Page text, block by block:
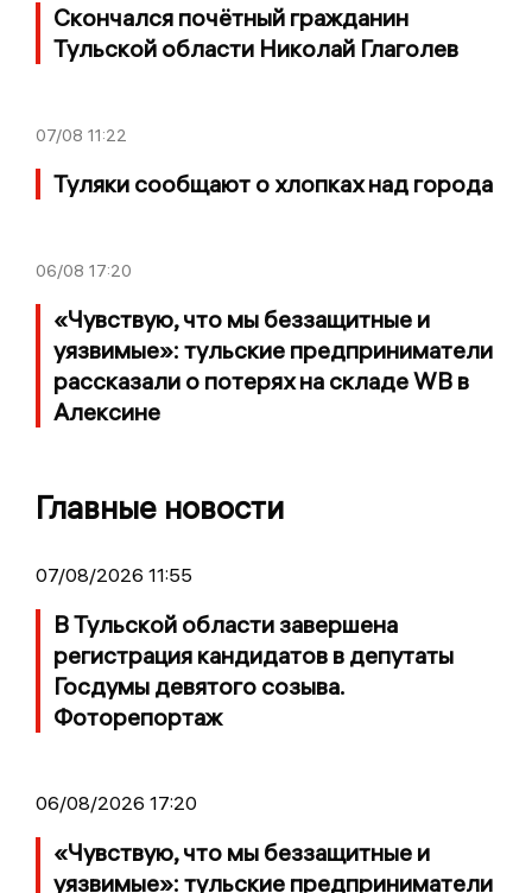
Скончался почётный гражданин
Тульской области Николай Глаголев
07/08 11:22
Туляки сообщают о хлопках над города
06/08 17:20
«Чувствую, что мы беззащитные и
уязвимые»: тульские предприниматели
рассказали о потерях на складе WB в
Алексине
Главные новости
07/08/2026 11:55
В Тульской области завершена
регистрация кандидатов в депутаты
Госдумы девятого созыва.
Фоторепортаж
06/08/2026 17:20
«Чувствую, что мы беззащитные и
уязвимые»: тульские предприниматели